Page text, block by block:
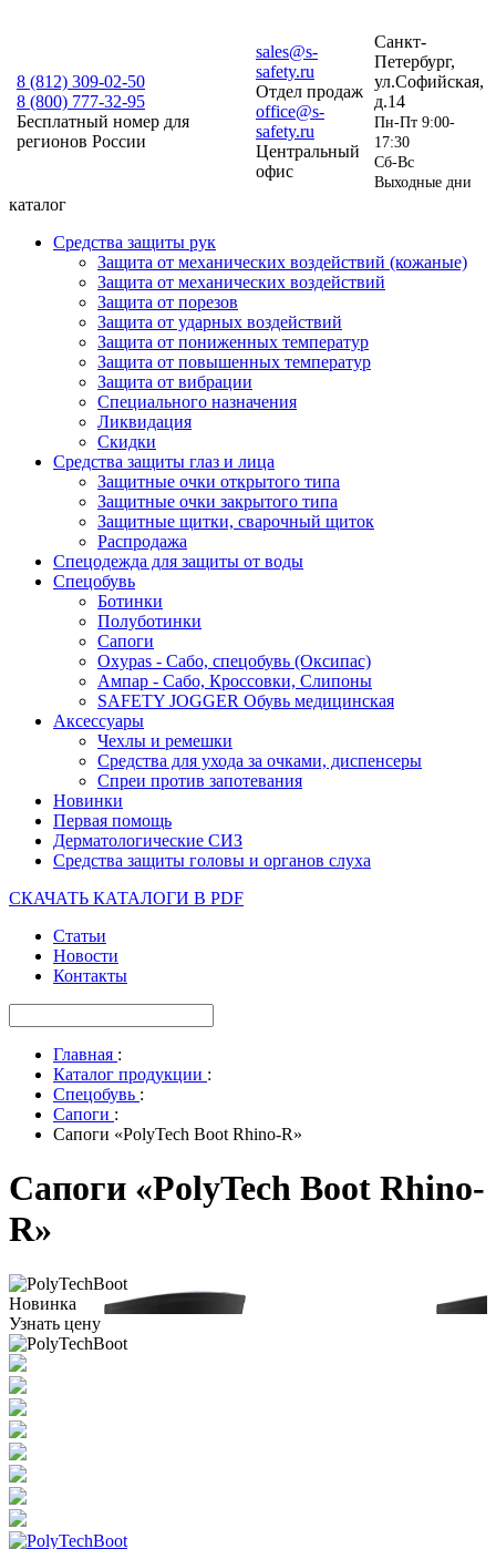
8 (812) 309-02-50
8 (800) 777-32-95
Бесплатный номер для
регионов России
sales@s-
safety.ru
Отдел продаж
office@s-
safety.ru
Центральный
офис
Санкт-
Петербург,
ул.Софийская,
д.14
Пн-Пт 9:00-
17:30
Сб-Вс
Выходные дни
каталог
Средства защиты рук
Защита от механических воздействий (кожаные)
Защита от механических воздействий
Защита от порезов
Защита от ударных воздействий
Защита от пониженных температур
Защита от повышенных температур
Защита от вибрации
Специального назначения
Ликвидация
Скидки
Средства защиты глаз и лица
Защитные очки открытого типа
Защитные очки закрытого типа
Защитные щитки, сварочный щиток
Распродажа
Спецодежда для защиты от воды
Спецобувь
Ботинки
Полуботинки
Сапоги
Oxypas - Сабо, спецобувь (Оксипас)
Ампар - Сабо, Кроссовки, Слипоны
SAFETY JOGGER Обувь медицинская
Аксессуары
Чехлы и ремешки
Средства для ухода за очками, диспенсеры
Спреи против запотевания
Новинки
Первая помощь
Дерматологические СИЗ
Средства защиты головы и органов слуха
СКАЧАТЬ КАТАЛОГИ В PDF
Статьи
Новости
Контакты
Главная :
Каталог продукции :
Спецобувь :
Сапоги :
Сапоги «PolyTech Boot Rhino-R»
Сапоги «PolyTech Boot Rhino-
R»
Новинка
Узнать цену